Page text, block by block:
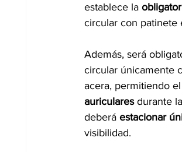
establece la
circular con patinete
Además, será
circular únicamente
acera, permitiendo
auriculares durante
deberá estacionar
visibilidad.